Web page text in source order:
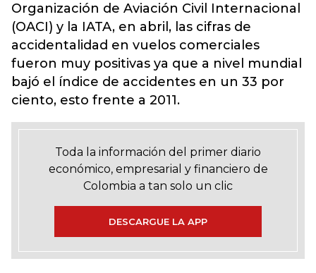
Organización de Aviación Civil Internacional
(OACI) y la IATA, en abril, las cifras de
accidentalidad en vuelos comerciales
fueron muy positivas ya que a nivel mundial
bajó el índice de accidentes en un 33 por
ciento, esto frente a 2011.
Toda la información del primer diario
económico, empresarial y financiero de
Colombia a tan solo un clic
DESCARGUE LA APP